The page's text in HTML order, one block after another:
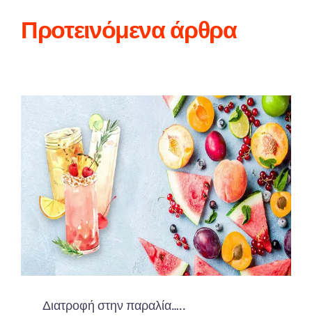
Προτεινόμενα άρθρα
Διατροφή στην παραλία…..